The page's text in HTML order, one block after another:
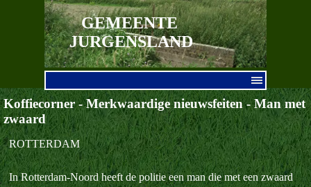
Ga naar de inhoud
GEMEENTE
JURGENSLAND
Koffiecorner - Merkwaardige nieuwsfeiten - Man met
zwaard
ROTTERDAM
In Rotterdam-Noord heeft de politie een man die met een zwaard